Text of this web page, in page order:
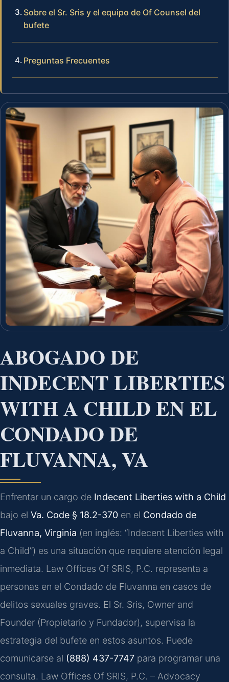
Sobre el Sr. Sris y el equipo de Of Counsel del
bufete
Preguntas Frecuentes
ABOGADO DE
INDECENT LIBERTIES
WITH A CHILD EN EL
CONDADO DE
FLUVANNA, VA
Enfrentar un cargo de Indecent Liberties with a Child
bajo el Va. Code § 18.2-370 en el Condado de
Fluvanna, Virginia (en inglés: “Indecent Liberties with
a Child”) es una situación que requiere atención legal
inmediata. Law Offices Of SRIS, P.C. representa a
personas en el Condado de Fluvanna en casos de
delitos sexuales graves. El Sr. Sris, Owner and
Founder (Propietario y Fundador), supervisa la
estrategia del bufete en estos asuntos. Puede
comunicarse al (888) 437-7747 para programar una
consulta. Law Offices Of SRIS, P.C. – Advocacy